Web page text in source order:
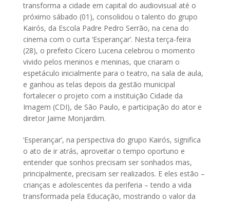
transforma a cidade em capital do audiovisual até o
próximo sábado (01), consolidou o talento do grupo
Kairós, da Escola Padre Pedro Serrão, na cena do
cinema com o curta ‘Esperançar’. Nesta terça-feira
(28), o prefeito Cícero Lucena celebrou o momento
vivido pelos meninos e meninas, que criaram o
espetáculo inicialmente para o teatro, na sala de aula,
e ganhou as telas depois da gestão municipal
fortalecer o projeto com a instituição Cidade da
Imagem (CDI), de São Paulo, e participação do ator e
diretor Jaime Monjardim.
‘Esperançar’, na perspectiva do grupo Kairós, significa
o ato de ir atrás, aproveitar o tempo oportuno e
entender que sonhos precisam ser sonhados mas,
principalmente, precisam ser realizados. E eles estão –
crianças e adolescentes da periferia – tendo a vida
transformada pela Educação, mostrando o valor da